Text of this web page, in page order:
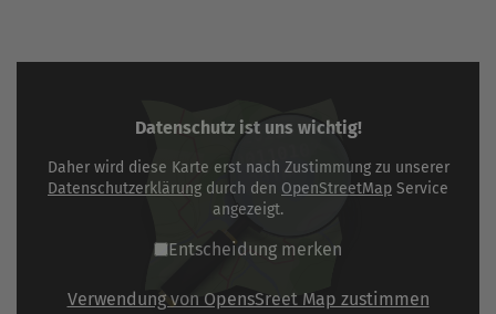
Datenschutz ist uns wichtig!
Daher wird diese Karte erst nach Zustimmung zu unserer
Datenschutzerklärung durch den OpenStreetMap Service
angezeigt.
Entscheidung merken
Verwendung von OpensSreet Map zustimmen